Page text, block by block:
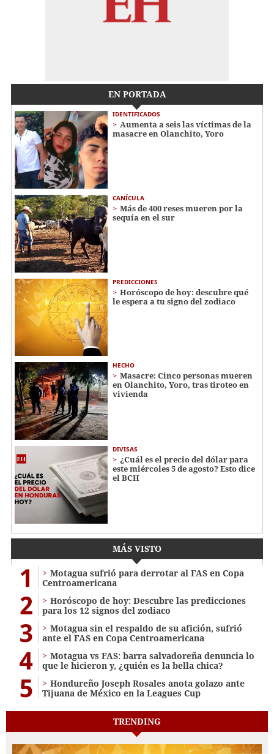
EN PORTADA
IDENTIFICADOS
Aumenta a seis las víctimas de la
masacre en Olanchito, Yoro
CANÍCULA
Más de 400 reses mueren por la
sequía en el sur
PREDICCIONES
Horóscopo de hoy: descubre qué
le espera a tu signo del zodiaco
HECHO
Masacre: Cinco personas mueren
en Olanchito, Yoro, tras tiroteo en
vivienda
DIVISAS
¿Cuál es el precio del dólar para
este miércoles 5 de agosto? Esto dice
el BCH
MÁS VISTO
1
Motagua sufrió para derrotar al FAS en Copa
Centroamericana
2
Horóscopo de hoy: Descubre las predicciones
para los 12 signos del zodiaco
3
Motagua sin el respaldo de su afición, sufrió
ante el FAS en Copa Centroamericana
4
Motagua vs FAS: barra salvadoreña denuncia lo
que le hicieron y, ¿quién es la bella chica?
5
Hondureño Joseph Rosales anota golazo ante
Tijuana de México en la Leagues Cup
TRENDING